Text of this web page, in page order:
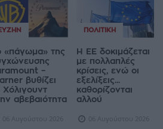
ΕΥΖΗΝ
«πάγωμα» της
–
βυθίζει
Χόλιγουντ
αβεβαιότητα
06 Αυγούστου 2026
ΠΟΛΙΤΙΚΉ
Η ΕΕ δοκιμάζεται
με πολλαπλές
κρίσεις, ενώ οι
εξελίξεις...
καθορίζονται
αλλού
06 Αυγούστου 2026